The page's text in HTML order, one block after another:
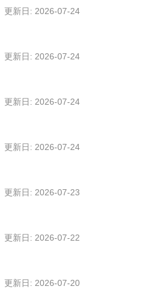
産権法...
更新日: 2026-07-24
权法庭
更新日: 2026-07-24
産権法...
更新日: 2026-07-24
産権法...
更新日: 2026-07-24
更新日: 2026-07-23
更新日: 2026-07-22
更新日: 2026-07-20